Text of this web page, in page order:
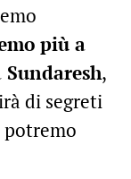
più a
,
di segreti
potremo